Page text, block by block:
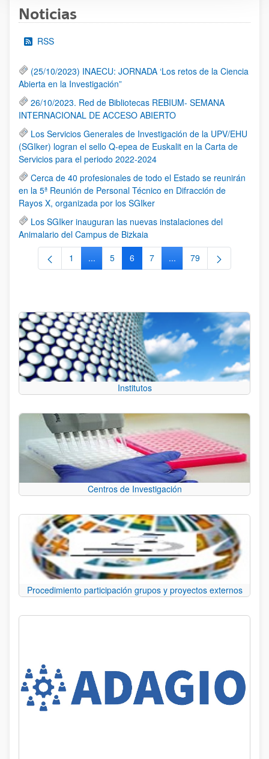
Noticias
RSS
(25/10/2023) INAECU: JORNADA ‘Los retos de la Ciencia
Abierta en la Investigación”
26/10/2023. Red de Bibliotecas REBIUM- SEMANA
INTERNACIONAL DE ACCESO ABIERTO
Los Servicios Generales de Investigación de la UPV/EHU
(SGIker) logran el sello Q-epea de Euskalit en la Carta de
Servicios para el periodo 2022-2024
Cerca de 40 profesionales de todo el Estado se reunirán
en la 5ª Reunión de Personal Técnico en Difracción de
Rayos X, organizada por los SGIker
Los SGIker inauguran las nuevas instalaciones del
Animalario del Campus de Bizkaia
Página
1 ...Páginas intermedias Use TAB para
Página
5 Página
6 Página
7 ...Páginas intermedias
Página
79
Institutos
Centros de Investigación
Procedimiento participación grupos y proyectos externos